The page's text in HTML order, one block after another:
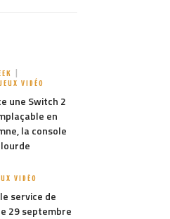
JEUX VIDÉO
une Switch 2
en
la console
VIDÉO
service de
29 septembre